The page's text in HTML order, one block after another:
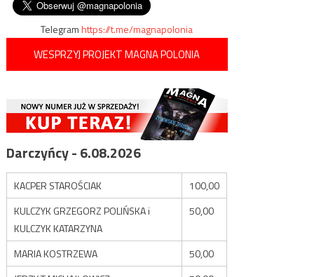
Telegramhttps://t.me/magnapolonia
WESPRZYJ PROJEKT MAGNA POLONIA
Darczyńcy - 6.08.2026
KACPER STAROŚCIAK
100,00
KULCZYK GRZEGORZ POLIŃSKA i
KULCZYK KATARZYNA
50,00
MARIA KOSTRZEWA
50,00